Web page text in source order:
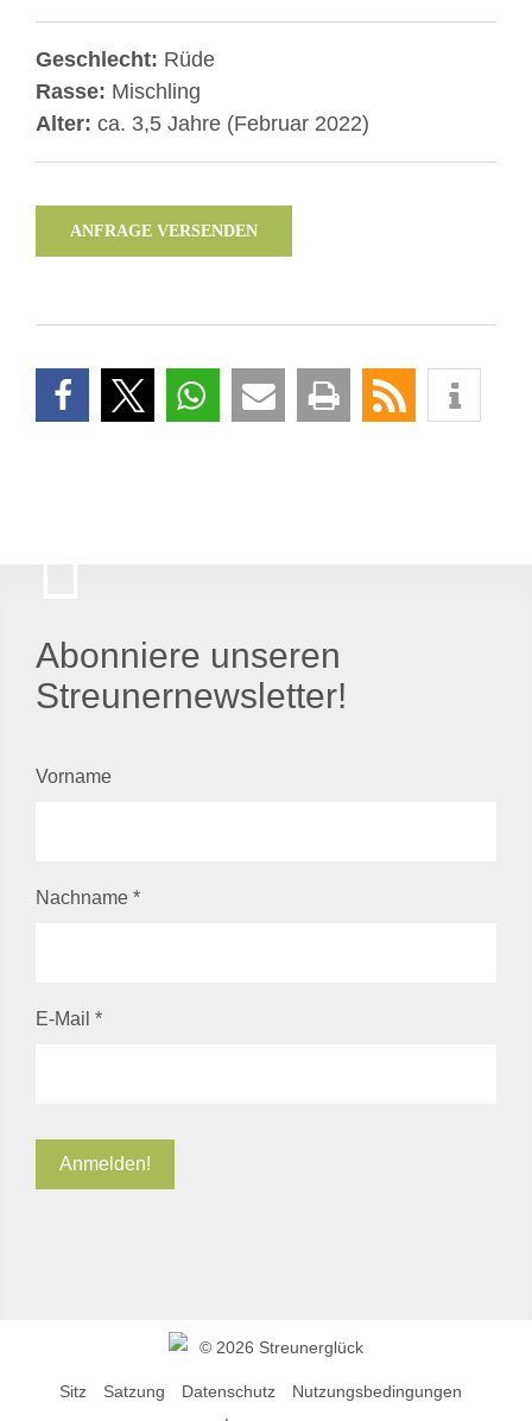
Geschlecht: Rüde
Rasse: Mischling
Alter: ca. 3,5 Jahre (Februar 2022)
ANFRAGE VERSENDEN
Abonniere unseren
Streunernewsletter!
Vorname
Nachname *
E-Mail *
© 2026 Streunerglück
Sitz Satzung Datenschutz
Nutzungsbedingungen